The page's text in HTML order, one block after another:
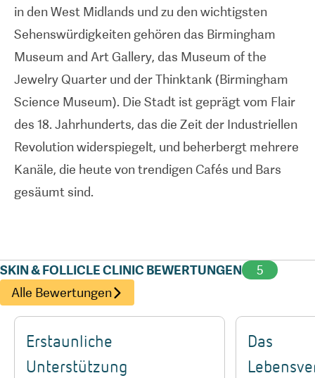
Füllungen, Fadenlift und PRP-Behandlung.
Internationale Patienten, die die Haut- und
Follikelklinik besuchen, werden von einem
speziellen Concierge-Service profitieren, der
Übersetzungsdienste, Abholung vom Flughafen
und Übertragung von Krankenakten umfasst.
in den West Midlands und zu den wichtigsten
Sehenswürdigkeiten gehören das Birmingham
Museum and Art Gallery, das Museum of the
Jewelry Quarter und der Thinktank (Birmingham
Science Museum). Die Stadt ist geprägt vom Flair
des 18. Jahrhunderts, das die Zeit der Industriellen
Revolution widerspiegelt, und beherbergt mehrere
Kanäle, die heute von trendigen Cafés und Bars
gesäumt sind.
SKIN & FOLLICLE CLINIC BEWERTUNGEN
5
Alle Bewertungen
Erstaunliche
Unterstützung
Das